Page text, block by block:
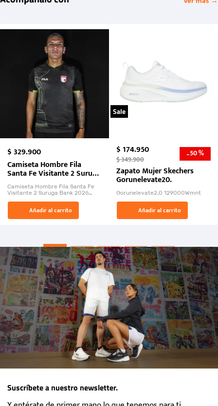
$329.900
Camiseta Hombre Fila
Santa Fe Visitante 2 Suruga
Bank 2026
Camiseta Hombre Fila Santa Fe
Visitante 2 Suruga Bank 2026
El Rugido del Sol Naciente:
“Primeros para la Et...
Añadir al carrito
Sale
$174.950
$349.900 -50 %
Zapato Mujer Skechers
Gorunelevate20.
Gorunelevate2.0 129000Wmnt
Añadir al carrito
Suscríbete a nuestro newsletter.